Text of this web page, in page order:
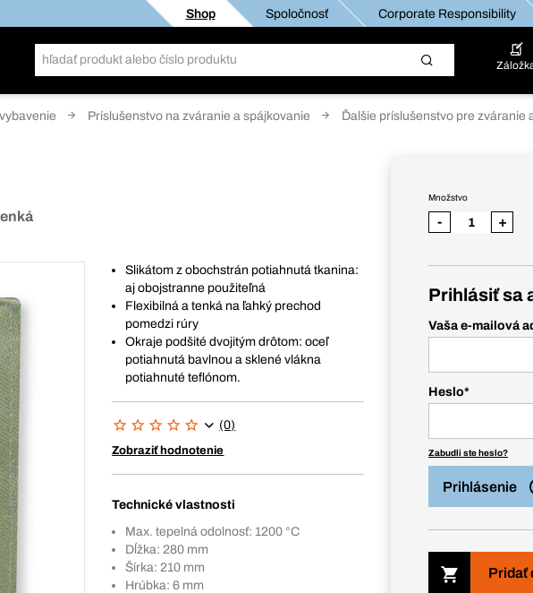
Shop Spoločnosť Corporate Responsibility
Príslušenstvo na zváranie a spájkovanie
Ďalšie príslušenstvo pre zváranie
Slikátom z obochstrán potiahnutá tkanina:
aj obojstranne použiteľná
Flexibilná a tenká na ľahký prechod
pomedzi rúry
Okraje podšité dvojitým drôtom: oceľ
potiahnutá bavlnou a sklené vlákna
potiahnuté teflónom.
(0)
Zobraziť hodnotenie
Technické vlastnosti
Max. tepelná odolnosť: 1200 °C
Dĺžka: 280 mm
Šírka: 210 mm
Hrúbka: 6 mm
Množstvo
- +
Prihlásiť sa
Vaša e-mailová
Heslo*
Zabudli ste heslo?
Prihlásenie
Pridať